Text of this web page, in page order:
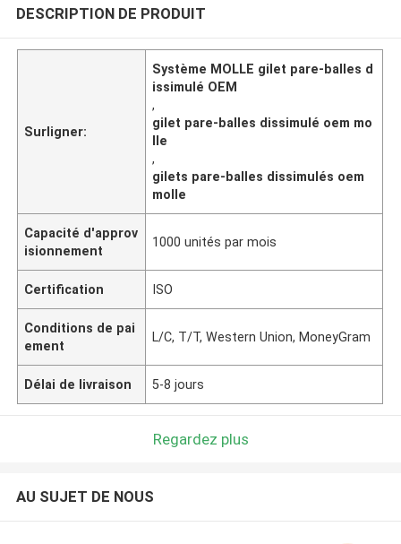
DESCRIPTION DE PRODUIT
Surligner:
Système MOLLE gilet pare-balles d
issimulé OEM
,
gilet pare-balles dissimulé oem mo
lle
,
gilets pare-balles dissimulés oem
molle
Capacité d'approv
isionnement
1000 unités par mois
Certification ISO
Conditions de pai
ement
L/C, T/T, Western Union, MoneyGram
Délai de livraison 5-8 jours
Regardez plus
AU SUJET DE NOUS